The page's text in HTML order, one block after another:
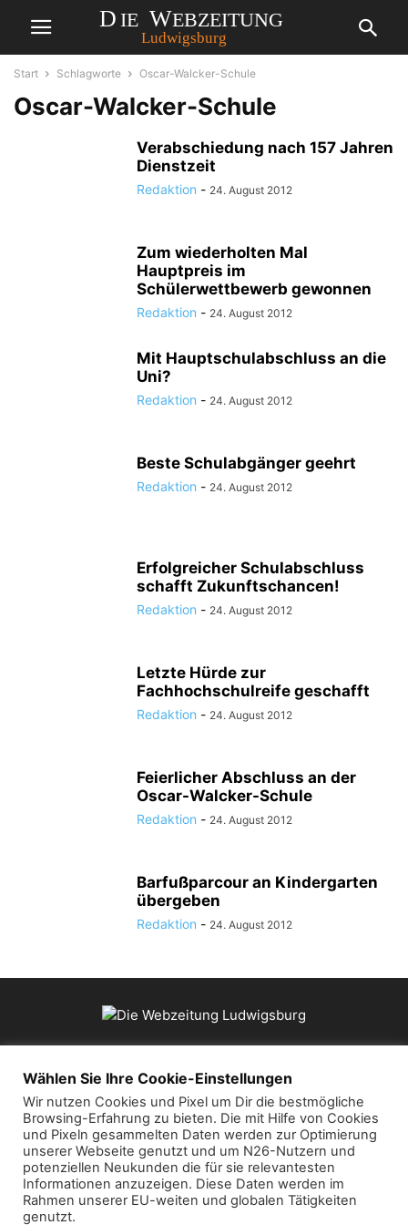
Start Schlagworte Oscar-Walcker-Schule
Oscar-Walcker-Schule
Verabschiedung nach 157 Jahren
Dienstzeit
Redaktion - 24. August 2012
Zum wiederholten Mal
Hauptpreis im
Schülerwettbewerb gewonnen
Redaktion - 24. August 2012
Mit Hauptschulabschluss an die
Uni?
Redaktion - 24. August 2012
Beste Schulabgänger geehrt
Redaktion - 24. August 2012
Erfolgreicher Schulabschluss
schafft Zukunftschancen!
Redaktion - 24. August 2012
Letzte Hürde zur
Fachhochschulreife geschafft
Redaktion - 24. August 2012
Feierlicher Abschluss an der
Oscar-Walcker-Schule
Redaktion - 24. August 2012
Barfußparcour an Kindergarten
übergeben
Redaktion - 24. August 2012
ÜBER UNS
Kontaktieren Sie uns:mail@die-webzeitung.de
FOLGEN SIE UNS
Wählen Sie Ihre Cookie-Einstellungen
Wir nutzen Cookies und Pixel um Dir die bestmögliche
Browsing-Erfahrung zu bieten. Die mit Hilfe von Cookies
und Pixeln gesammelten Daten werden zur Optimierung
unserer Webseite genutzt und um N26-Nutzern und
potenziellen Neukunden die für sie relevantesten
Informationen anzuzeigen. Diese Daten werden im
Rahmen unserer EU-weiten und globalen Tätigkeiten
genutzt.